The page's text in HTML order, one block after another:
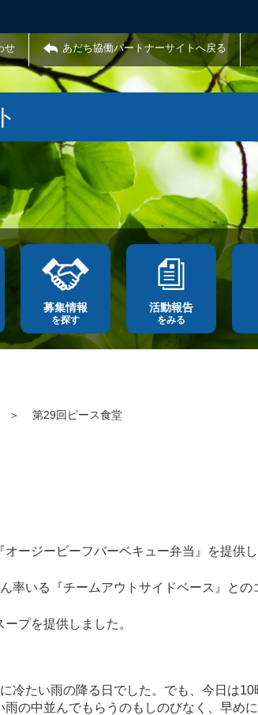
せ あだち協働パートナーサイトへ戻る
募集情報
を探す
活動報告
をみる
＞ 第29回ピース食堂
ージービーフバーベキュー弁当』を提供
率いる『チームアウトサイドベース』との
プを提供しました。
冷たい雨の降る日でした。でも、今日は
の中並んでもらうのもしのびなく、早め